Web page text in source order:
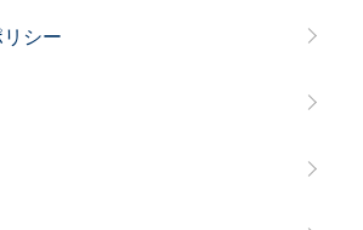
シー